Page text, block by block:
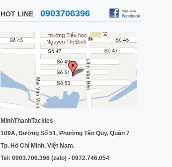
HOT LINE 0903706396
MinhThanhTackles
109A, Đường Số 51, Phường Tân Quy, Quận 7
Tp. Hồ Chí Minh, Việt Nam.
Tel: 0903.706.396 (zalo) - 0972.746.054